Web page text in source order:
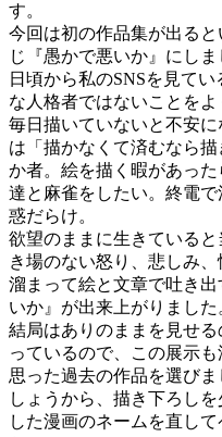
す。
今回は初の作品集が出る
じ『愚かで悪いか』にしま
日頃から私のSNSを見て
な人格者ではないことを
毎日描いていないと不安
は「描かなくて済むなら
か者。絵を描く暇があっ
達と麻雀をしたい。終電
惑だらけ。
欲望のままに生きている
き場のない怒り、悲しみ
溜まって絵と文章で吐き
いか』が出来上がりました
結局はありのままを見せ
っているので、この展示
思った過去の作品を選び
しょうから、描き下ろし
した漫画のネームを直し